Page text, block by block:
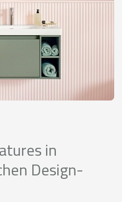
in
Design-